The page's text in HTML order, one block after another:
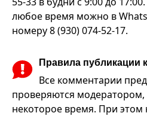
любое время можно в
номеру 8 (930) 074-52-17.
Правила публикации
Все комментарии
проверяются модератором,
некоторое время. При